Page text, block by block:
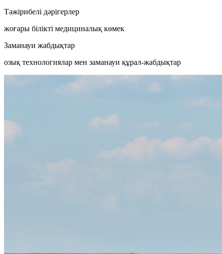
Тәжірибелі дәрігерлер
жоғары білікті медициналық көмек
Заманауи жабдықтар
озық технологиялар мен заманауи құрал-жабдықтар